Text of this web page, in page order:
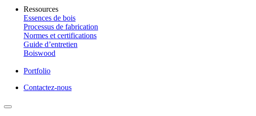
Ressources
Essences de bois
Processus de fabrication
Normes et certifications
Guide d’entretien
Boiswood
Portfolio
Contactez-nous